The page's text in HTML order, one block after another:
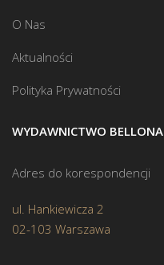
O Nas
Aktualności
Polityka Prywatności
WYDAWNICTWO BELLONA
Adres do korespondencji
ul. Hankiewicza 2
02-103 Warszawa